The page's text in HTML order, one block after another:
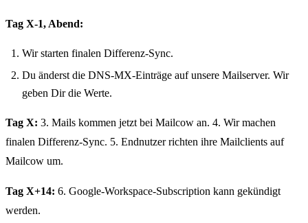
Tag X-1, Abend:
Wir starten finalen Differenz-Sync.
Du änderst die DNS-MX-Einträge auf unsere Mailserver. Wir
geben Dir die Werte.
Tag X: 3. Mails kommen jetzt bei Mailcow an. 4. Wir machen
finalen Differenz-Sync. 5. Endnutzer richten ihre Mailclients auf
Mailcow um.
Tag X+14: 6. Google-Workspace-Subscription kann gekündigt
werden.